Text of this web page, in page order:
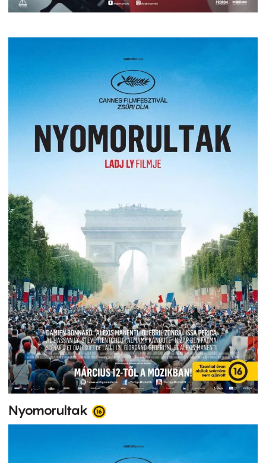
Nyomorultak